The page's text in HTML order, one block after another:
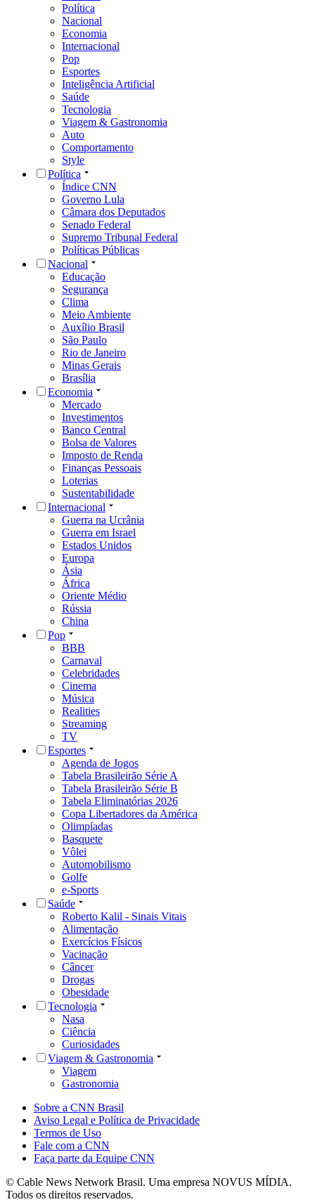
Política
Nacional
Economia
Internacional
Pop
Esportes
Inteligência Artificial
Saúde
Tecnologia
Viagem & Gastronomia
Auto
Comportamento
Style
Política
Índice CNN
Governo Lula
Câmara dos Deputados
Senado Federal
Supremo Tribunal Federal
Políticas Públicas
Nacional
Educação
Segurança
Clima
Meio Ambiente
Auxílio Brasil
São Paulo
Rio de Janeiro
Minas Gerais
Brasília
Economia
Mercado
Investimentos
Banco Central
Bolsa de Valores
Imposto de Renda
Finanças Pessoais
Loterias
Sustentabilidade
Internacional
Guerra na Ucrânia
Guerra em Israel
Estados Unidos
Europa
Ásia
África
Oriente Médio
Rússia
China
Pop
BBB
Carnaval
Celebridades
Cinema
Música
Realities
Streaming
TV
Esportes
Agenda de Jogos
Tabela Brasileirão Série A
Tabela Brasileirão Série B
Tabela Eliminatórias 2026
Copa Libertadores da América
Olimpíadas
Basquete
Vôlei
Automobilismo
Golfe
e-Sports
Saúde
Roberto Kalil - Sinais Vitais
Alimentação
Exercícios Físicos
Vacinação
Câncer
Drogas
Obesidade
Tecnologia
Nasa
Ciência
Curiosidades
Viagem & Gastronomia
Viagem
Gastronomia
Sobre a CNN Brasil
Aviso Legal e Política de Privacidade
Termos de Uso
Fale com a CNN
Faça parte da Equipe CNN
© Cable News Network Brasil. Uma empresa NOVUS MÍDIA.
Todos os direitos reservados.